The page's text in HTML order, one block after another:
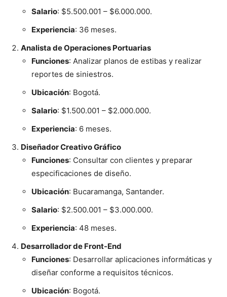
Salario: $5.500.001 – $6.000.000.
Experiencia: 36 meses.
Analista de Operaciones Portuarias
Funciones: Analizar planos de estibas y realizar
reportes de siniestros.
Ubicación: Bogotá.
Salario: $1.500.001 – $2.000.000.
Experiencia: 6 meses.
Diseñador Creativo Gráfico
Funciones: Consultar con clientes y preparar
especificaciones de diseño.
Ubicación: Bucaramanga, Santander.
Salario: $2.500.001 – $3.000.000.
Experiencia: 48 meses.
Desarrollador de Front-End
Funciones: Desarrollar aplicaciones informáticas y
diseñar conforme a requisitos técnicos.
Ubicación: Bogotá.